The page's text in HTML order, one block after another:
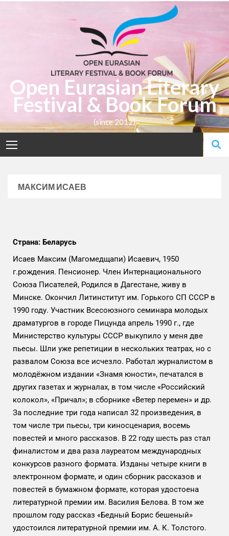
Open Eurasian Literary
Festival & Book Forum
(since 2012)
МАКСИМ ИСАЕВ
Страна: Беларусь
Исаев Максим (Магомедщапи) Исаевич, 1950
г.рождения. Пенсионер. Член Интернационального
Союза Писателей, Родился в Дагестане, живу в
Минске. Окончил Литинститут им. Горького СП СССР в
1990 году. Участник Всесоюзного семинара молодых
драматургов в городе Пицунда апрель 1990 г., где
Министерство культуры СССР выкупило у меня две
пьесы. Шли уже репетиции в нескольких театрах, но с
развалом Союза все исчезло. Работал журналистом в
молодёжном издании «Знамя юности», печатался в
других газетах и журналах, в том числе «Российский
колокол», «Причал»; в сборнике «Ветер перемен» и др.
За последние три года написал 32 произведения, в
том числе три пьесы, три киносценария, восемь
повестей и много рассказов. В 22 году шесть раз стал
финалистом и два раза лауреатом международных
конкурсов разного формата. Изданы четыре книги в
электронном формате, и один сборник рассказов и
повестей в бумажном формате, которая удостоена
литературной премии им. Василия Белова. В том же
прошлом году рассказ «Бедный Борис бешеный»
удостоился литературной премии им. А. К. Толстого.